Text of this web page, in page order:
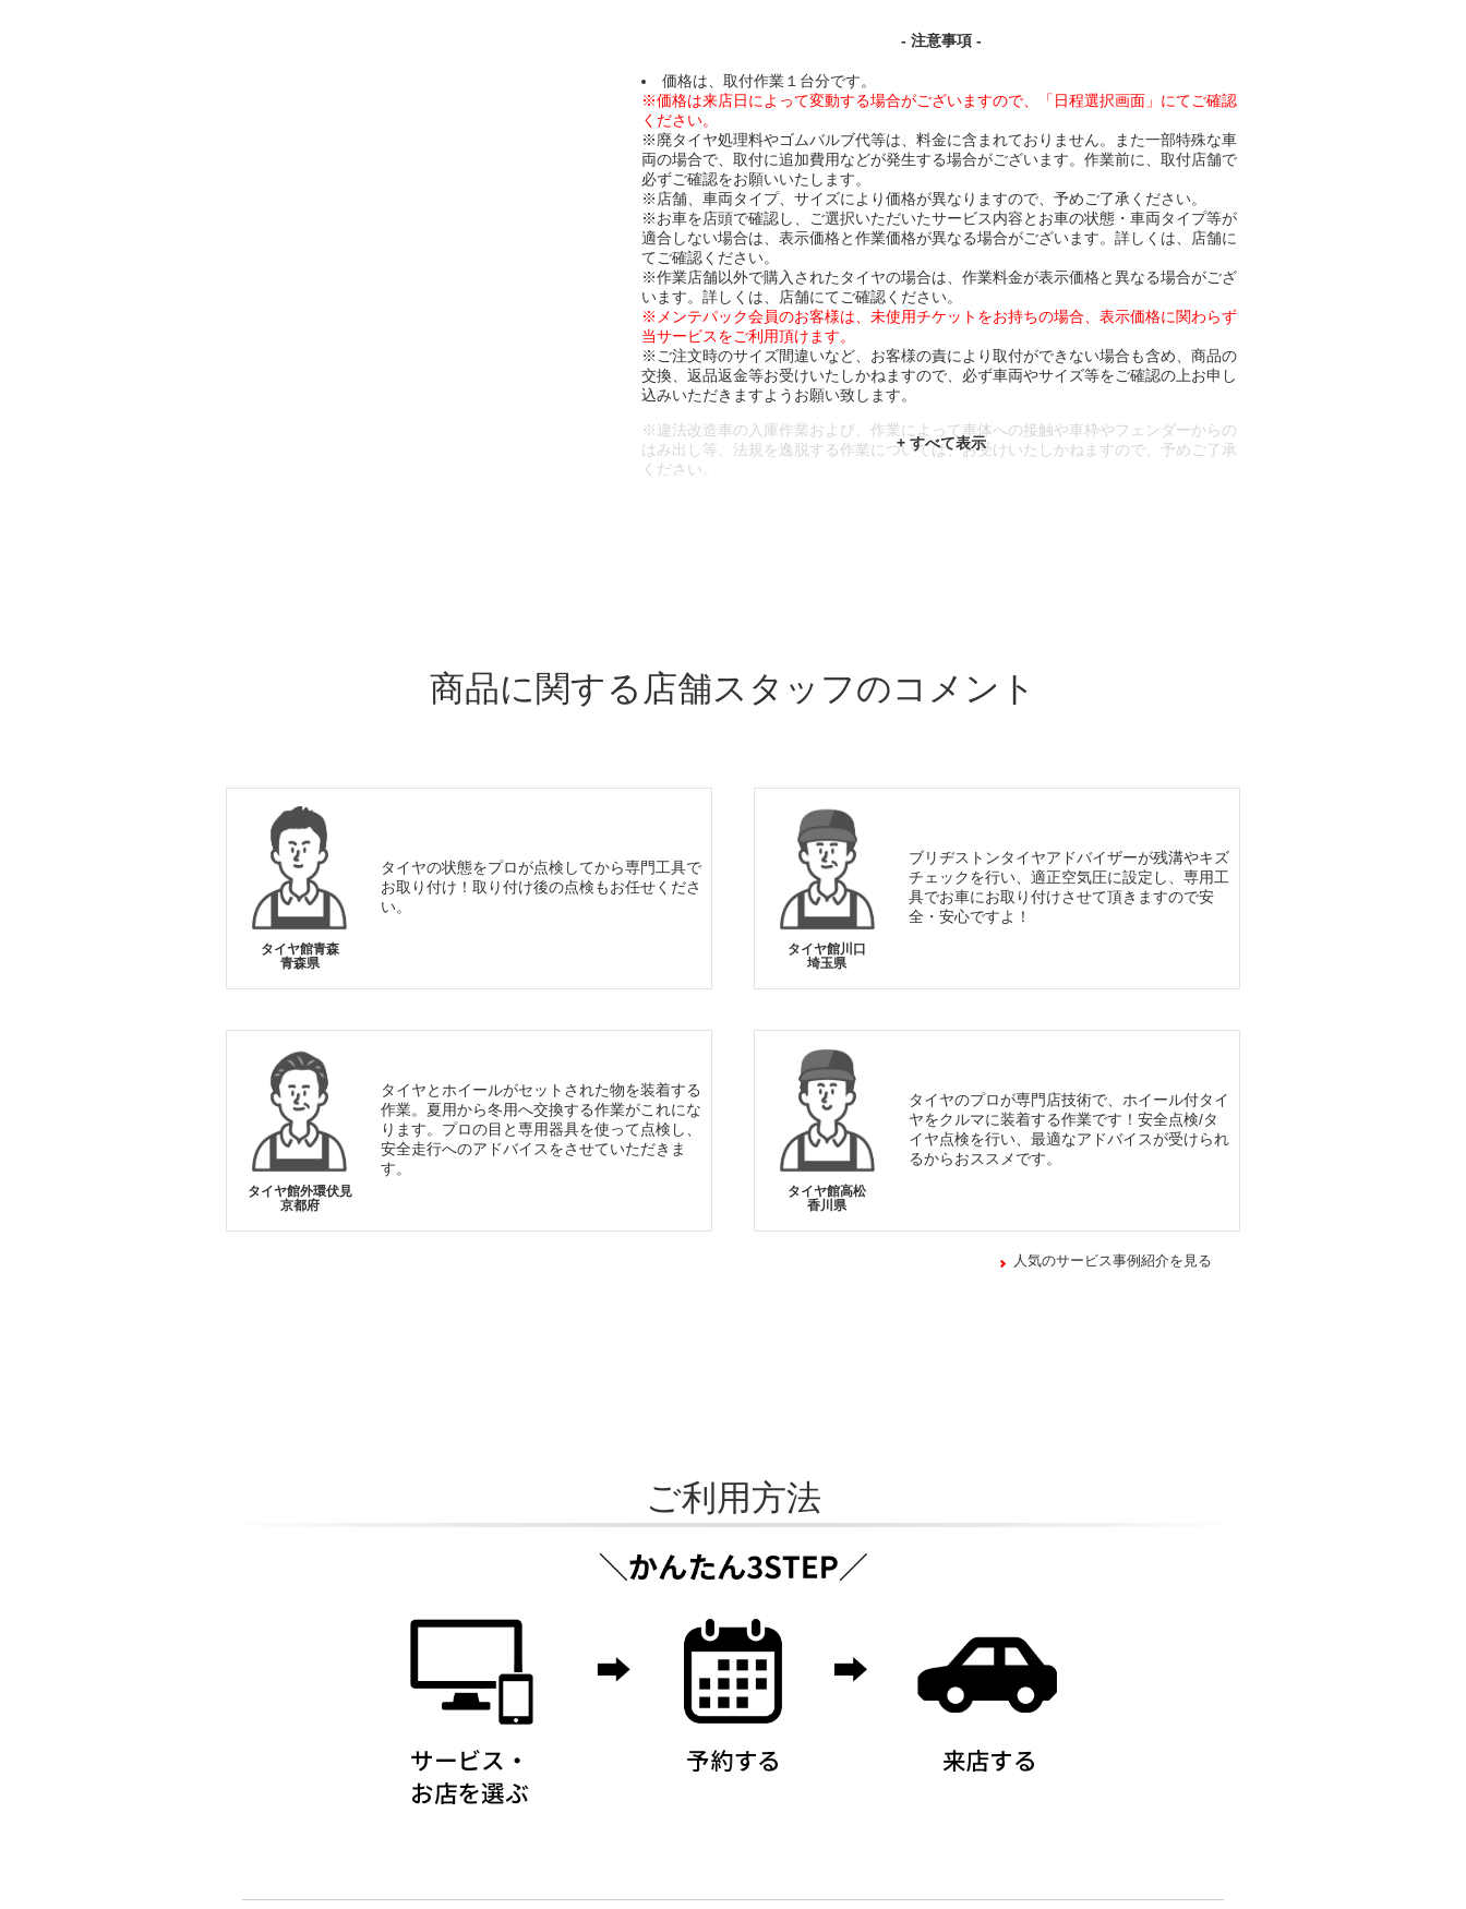
- 注意事項 -
価格は、取付作業１台分です。
※価格は来店日によって変動する場合がございますので、「日程選択画面」にてご確認
ください。
※廃タイヤ処理料やゴムバルブ代等は、料金に含まれておりません。また一部特殊な車
両の場合で、取付に追加費用などが発生する場合がございます。作業前に、取付店舗で
必ずご確認をお願いいたします。
※店舗、車両タイプ、サイズにより価格が異なりますので、予めご了承ください。
※お車を店頭で確認し、ご選択いただいたサービス内容とお車の状態・車両タイプ等が
適合しない場合は、表示価格と作業価格が異なる場合がございます。詳しくは、店舗に
てご確認ください。
※作業店舗以外で購入されたタイヤの場合は、作業料金が表示価格と異なる場合がござ
います。詳しくは、店舗にてご確認ください。
※メンテパック会員のお客様は、未使用チケットをお持ちの場合、表示価格に関わらず
当サービスをご利用頂けます。
※ご注文時のサイズ間違いなど、お客様の責により取付ができない場合も含め、商品の
交換、返品返金等お受けいたしかねますので、必ず車両やサイズ等をご確認の上お申し
込みいただきますようお願い致します。
※違法改造車の入庫作業および、作業によって車体への接触や車枠やフェンダーからの
はみ出し等、法規を逸脱する作業については、お受けいたしかねますので、予めご了承
ください。
商品に関する店舗スタッフのコメント
タイヤ館青森
青森県
タイヤの状態をプロが点検してから専門工具で
お取り付け！取り付け後の点検もお任せくださ
い。
タイヤ館川口
埼玉県
ブリヂストンタイヤアドバイザーが残溝やキズ
チェックを行い、適正空気圧に設定し、専用工
具でお車にお取り付けさせて頂きますので安
全・安心ですよ！
タイヤ館外環伏見
京都府
タイヤとホイールがセットされた物を装着する
作業。夏用から冬用へ交換する作業がこれにな
ります。プロの目と専用器具を使って点検し、
安全走行へのアドバイスをさせていただきま
す。
タイヤ館高松
香川県
タイヤのプロが専門店技術で、ホイール付タイ
ヤをクルマに装着する作業です！安全点検/タ
イヤ点検を行い、最適なアドバイスが受けられ
るからおススメです。
人気のサービス事例紹介を見る
ご利用方法